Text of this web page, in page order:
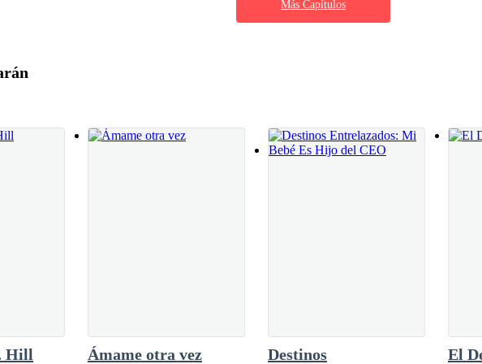
Intenté sentarme, pero el dolor de la bala me lo impedía.
fuerza hasta mi bolsillo derecho del pantalón y alcancé mi móvil.
Más Capítulos
Hill Ámame otra vez
Destinos
El